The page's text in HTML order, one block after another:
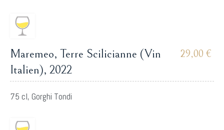
Maremeo, Terre Scilicianne (Vin
Italien), 2022
29,00 €
75 cl, Gorghi Tondi